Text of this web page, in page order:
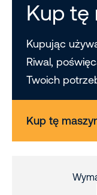
Kup tę
Kupując
Riwal,
Twoich
Kup tę